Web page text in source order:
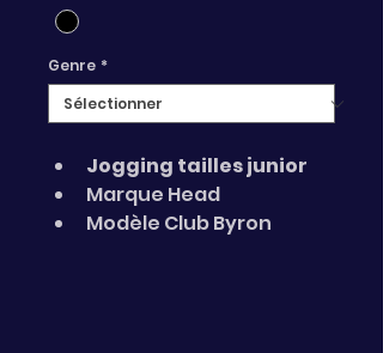
Genre *
Jogging tailles junior
Marque Head
Modèle Club Byron